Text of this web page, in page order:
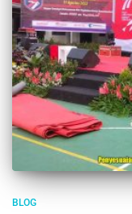
BLOG